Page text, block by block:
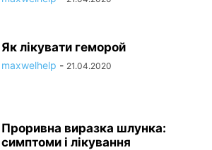
Як лікувати геморой
maxwelhelp - 21.04.2020
Проривна виразка шлунка:
симптоми і лікування